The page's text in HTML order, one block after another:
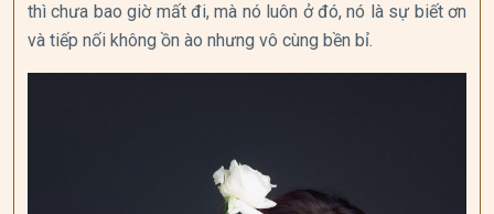
thì chưa bao giờ mất đi, mà nó luôn ở đó, nó là sự biết ơn
và tiếp nối không ồn ào nhưng vô cùng bền bỉ.